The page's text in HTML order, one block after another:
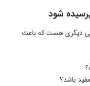
شود
دیگری هست که باعث
باشد؟